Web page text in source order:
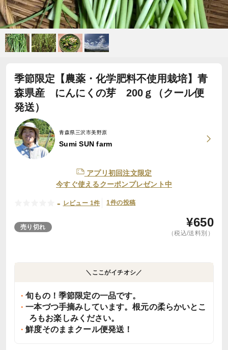
季節限定【農薬・化学肥料不使用栽培】青
森県産 にんにくの芽 200ｇ（クール便
発送）
青森県三沢市美野原
Sumi SUN farm
アプリ初回注文限定
今すぐ使えるクーポンプレゼント中
- レビュー 1件 1件の投稿
売り切れ ¥650
（税込/送料別）
＼ここがイチオシ／
旬もの！季節限定の一品です。
一本づつ手摘みしています。根元の柔らかいとこ
ろもお楽しみください。
鮮度そのままクール便発送！